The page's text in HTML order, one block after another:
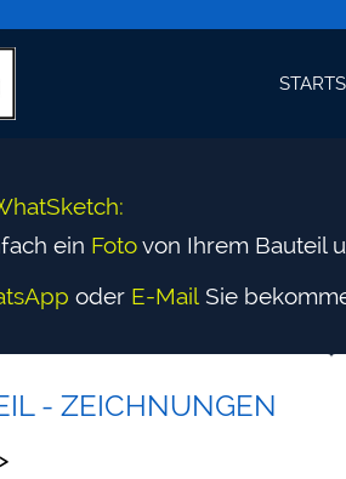
ein Fotovon Ihrem Bauteil
oder E-Mail Sie
- ZEICHNUNGEN